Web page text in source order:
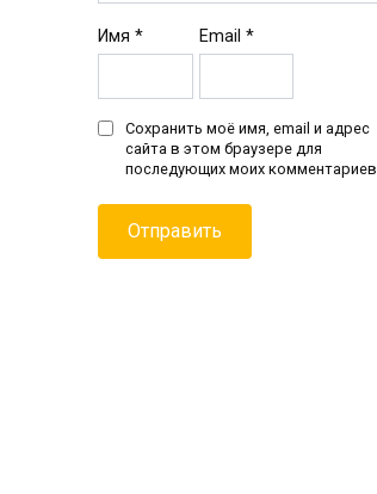
Имя* Email *
Сохранить моё имя, email и адрес
сайта в этом браузере для
последующих моих комментариев.